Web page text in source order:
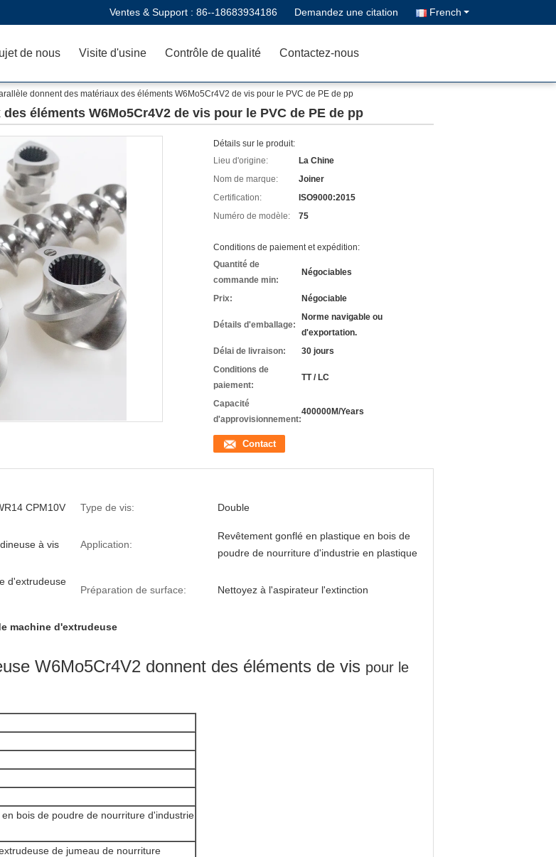
Ventes & Support : 86--18683934186 Demandez une citation French
de nous Visite d'usine Contrôle de qualité Contactez-nous
donnent des matériaux des éléments W6Mo5Cr4V2 de vis pour le PVC de PE de pp
éléments W6Mo5Cr4V2 de vis pour le PVC de PE de pp
Détails sur le produit:
Lieu d'origine:
La Chine
Nom de marque:
Joiner
Certification:
ISO9000:2015
Numéro de modèle:
75
Conditions de paiement et expédition:
Quantité de
commande min:
Négociables
Prix: Négociable
Détails d'emballage:
Norme navigable ou
d'exportation.
Délai de livraison:
30 jours
Conditions de
paiement:
TT / LC
Capacité
d'approvisionnement:
400000M/Years
Contact
CPM10V Type de vis: Double
à vis Application:
Revêtement gonflé en plastique en bois de
poudre de nourriture d'industrie en plastique
d'extrudeuse
Préparation de surface: Nettoyez à l'aspirateur l'extinction
machine d'extrudeuse
W6Mo5Cr4V2 donnent des éléments de vis pour le
bois de poudre de nourriture d'industrie
de jumeau de nourriture